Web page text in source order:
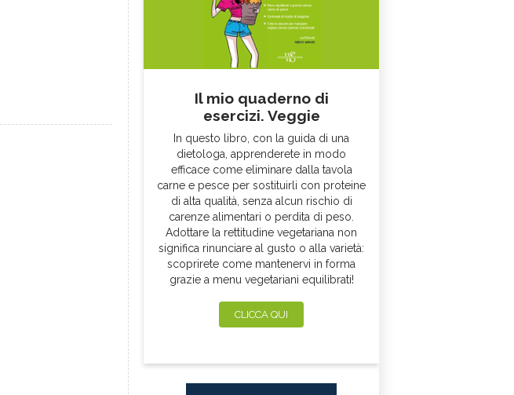
Il mio quaderno di
esercizi. Veggie
In questo libro, con la guida di una
dietologa, apprenderete in modo
efficace come eliminare dalla tavola
carne e pesce per sostituirli con proteine
di alta qualità, senza alcun rischio di
carenze alimentari o perdita di peso.
Adottare la rettitudine vegetariana non
significa rinunciare al gusto o alla varietà:
scoprirete come mantenervi in forma
grazie a menu vegetariani equilibrati!
CLICCA QUI